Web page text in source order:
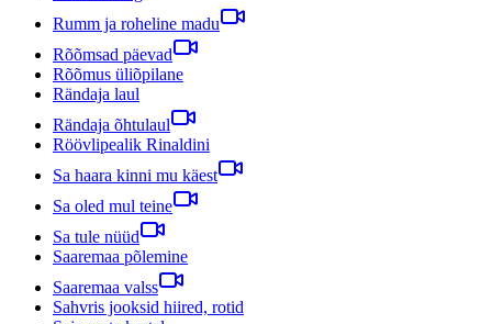
Rumm ja roheline madu
Rõõmsad päevad
Rõõmus üliõpilane
Rändaja laul
Rändaja õhtulaul
Röövlipealik Rinaldini
Sa haara kinni mu käest
Sa oled mul teine
Sa tule nüüd
Saaremaa põlemine
Saaremaa valss
Sahvris jooksid hiired, rotid